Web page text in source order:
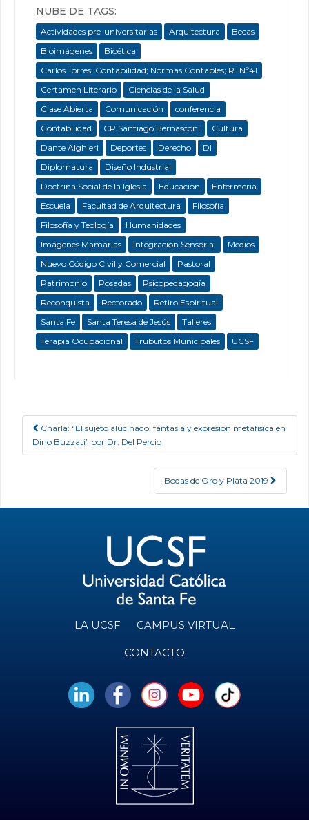
NUBE DE TAGS:
Actividades pre-universitarias Arquitectura
Becas
Bioimágenes
Bioética
Carlos Torres; Contabilidad; Normas Contables; RTNº41
Certamen Literario
Ciencias de la Salud
Clase Abierta
Comunicación
conferencia
Contabilidad
CP Santiago Bernasconi
Cultura
Dante Alghieri
Deportes Derecho
DI
Diplomatura
Diseño Industrial
Doctrina Social de la Iglesia
Educación
Enfermeria
Escuela
Facultad de Arquitectura
Filosofía
Filosofía y Teología
Humanidades
Imágenes Mamarias
Integración Sensorial
Medios
Nuevo Código Civil y Comercial
Pastoral
Patrimonio
Posadas
Psicopedagogía
Reconquista
Rectorado
Retiro Espiritual
Santa Fe
Santa Teresa de Jesús
Talleres
Terapia Ocupacional
Trubutos Municipales UCSF
Post navigation
Charla: “El sujeto alucinado: fantasía y expresión metafísica en
Dino Buzzati” por Dr. Del Percio
Bodas de Oro y Plata 2019
LA UCSF CAMPUS VIRTUAL
CONTACTO